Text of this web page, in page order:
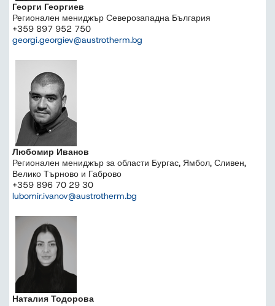
Георги Георгиев
Регионален мениджър Северозападна България
+359 897 952 750
georgi.georgiev@austrotherm.bg
Любомир Иванов
Регионален мениджър за области Бургас, Ямбол, Сливен,
Велико Търново и Габрово
+359 896 70 29 30
lubomir.ivanov@austrotherm.bg
Наталия Тодорова